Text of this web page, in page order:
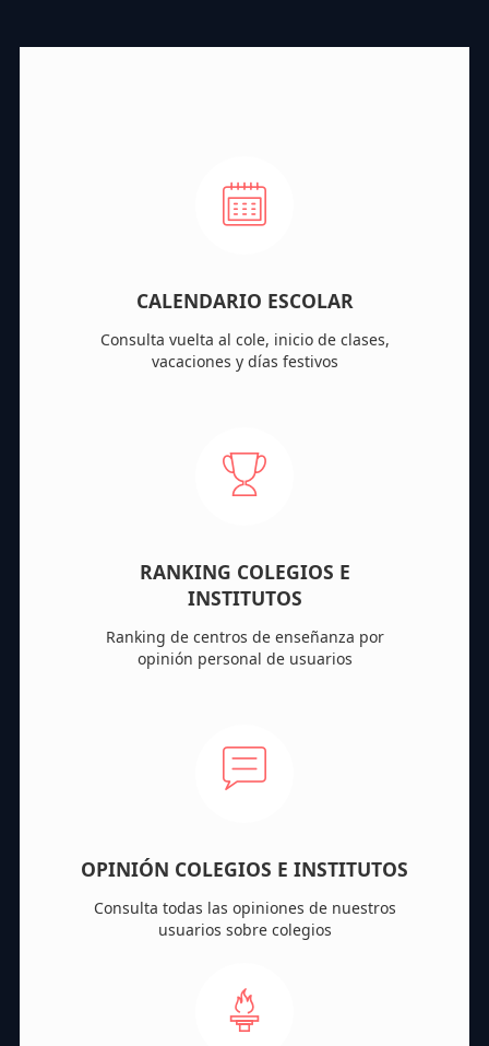
CALENDARIO ESCOLAR
Consulta vuelta al cole, inicio de clases,
vacaciones y días festivos
RANKING COLEGIOS E
INSTITUTOS
Ranking de centros de enseñanza por
opinión personal de usuarios
OPINIÓN COLEGIOS E INSTITUTOS
Consulta todas las opiniones de nuestros
usuarios sobre colegios